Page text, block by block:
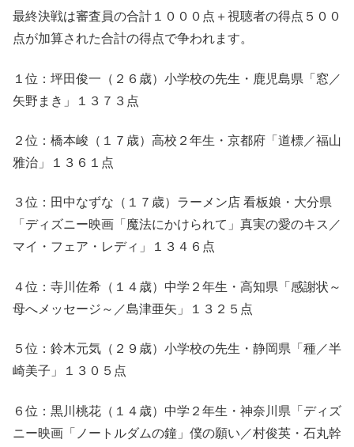
最終決戦は審査員の合計１０００点＋視聴者の得点５００
点が加算された合計の得点で争われます。
１位：坪田俊一（２６歳）小学校の先生・鹿児島県「窓／
矢野まき」１３７３点
２位：橋本峻（１７歳）高校２年生・京都府「道標／福山
雅治」１３６１点
３位：田中なずな（１７歳）ラーメン店 看板娘・大分県
「ディズニー映画「魔法にかけられて」真実の愛のキス／
マイ・フェア・レディ」１３４６点
４位：寺川佐希（１４歳）中学２年生・高知県「感謝状～
母へメッセージ～／島津亜矢」１３２５点
５位：鈴木元気（２９歳）小学校の先生・静岡県「種／半
崎美子」１３０５点
６位：黒川桃花（１４歳）中学２年生・神奈川県「ディズ
ニー映画「ノートルダムの鐘」僕の願い／村俊英・石丸幹